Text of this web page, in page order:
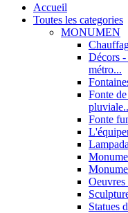
Accueil
Toutes les categories
MONUMEN
Décors
métro...
Fonte
Fonte
Oeuvres
Statues